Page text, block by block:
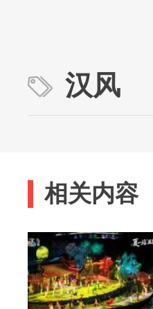
汉风
相关内容